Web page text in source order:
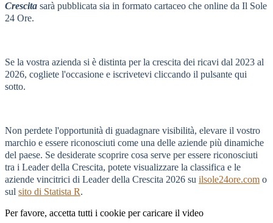
Crescita sarà pubblicata sia in formato cartaceo che online da Il Sole
24 Ore.
Se la vostra azienda si è distinta per la crescita dei ricavi dal 2023 al
2026, cogliete l'occasione e iscrivetevi cliccando il pulsante qui
sotto.
Non perdete l'opportunità di guadagnare visibilità, elevare il vostro
marchio e essere riconosciuti come una delle aziende più dinamiche
del paese. Se desiderate scoprire cosa serve per essere riconosciuti
tra i Leader della Crescita, potete visualizzare la classifica e le
aziende vincitrici di Leader della Crescita 2026 su ilsole24ore.com o
sul sito di Statista R.
Per favore, accetta tutti i cookie per caricare il video